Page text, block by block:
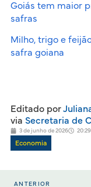
Goiás tem maior
safras
Milho, trigo e
safra goiana
Editado por
via Secretaria de
3 de junho de 2026 20:29
Economia
ANTERIOR